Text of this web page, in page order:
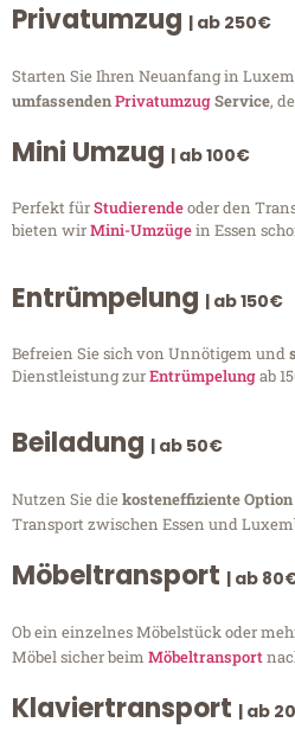
Privatumzug | ab 250€
Starten Sie Ihren Neuanfang in
umfassendenPrivatumzugService,
Mini Umzug | ab 100€
Perfekt fürStudierendeoder den
bieten wirMini-Umzügein Essen
Entrümpelung | ab 150€
Befreien Sie sich von Unnötigem und
Dienstleistung zurEntrümpelungab
Beiladung | ab 50€
Nutzen Sie diekosteneffiziente Option
Transport zwischen Essen und
Möbeltransport | ab
Ob ein einzelnes Möbelstück oder
Möbel sicher beim Möbeltransport
Klaviertransport | ab